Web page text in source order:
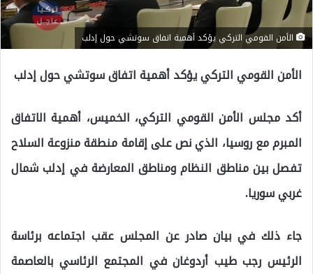
الأمن القومي التركي يؤكد أهمية اتفاق سوتشي حول إدلب
الأمن القومي التركي يؤكد أهمية اتفاق سوتشي حول إدلب
أكد مجلس الأمن القومي التركي، الخميس، أهمية الاتفاق
المبرم مع روسيا، الذي نص على إقامة منطقة منزوعة السلاح
تفصل بين مناطق النظام ومناطق المعارضة في إدلب شمال
غربي سوريا.
جاء ذلك في بيان صادر عن المجلس عقب اجتماعه برئاسة
الرئيس رجب طيب أردوغان في المجتمع الرئاسي بالعاصمة